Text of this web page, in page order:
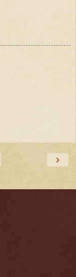
›